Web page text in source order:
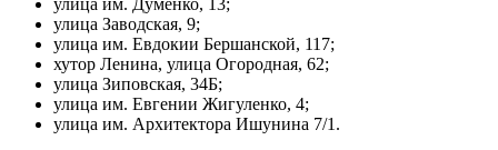
улица Заводская, 9;
улица им. Евдокии Бершанской, 117;
хутор Ленина, улица Огородная, 62;
улица Зиповская, 34Б;
улица им. Евгении Жигуленко, 4;
улица им. Архитектора Ишунина 7/1.